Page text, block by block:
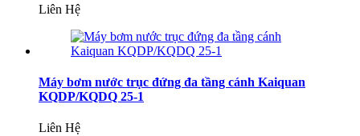
Liên Hệ
Máy bơm nước trục đứng đa tầng cánh Kaiquan
KQDP/KQDQ 25-1
Liên Hệ